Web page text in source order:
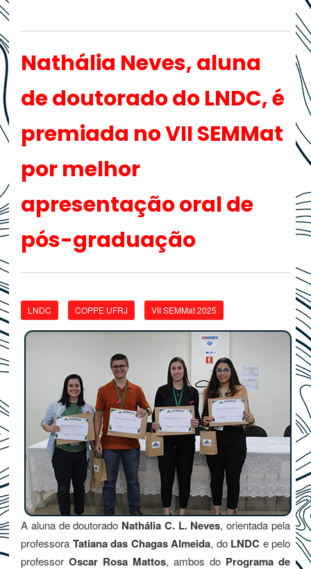
Nathália Neves, aluna
de doutorado do LNDC, é
premiada no VII SEMMat
por melhor
apresentação oral de
pós-graduação
LNDC COPPE UFRJ VII SEMMat 2025
A aluna de doutorado Nathália C. L. Neves, orientada pela
professora Tatiana das Chagas Almeida, do LNDC e pelo
professor Oscar Rosa Mattos, ambos do Programa de